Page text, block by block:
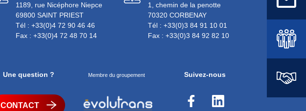
1189, rue Nicéphore Niepce
69800 SAINT PRIEST
Tél : +33(0)4 72 90 46 46
Fax : +33(0)4 72 48 70 14
1, chemin de la penotte
70320 CORBENAY
Tél : +33(0)3 84 91 10 01
Fax : +33(0)3 84 92 82 10
Une question ?
CONTACT
Membre du groupement Suivez-nous